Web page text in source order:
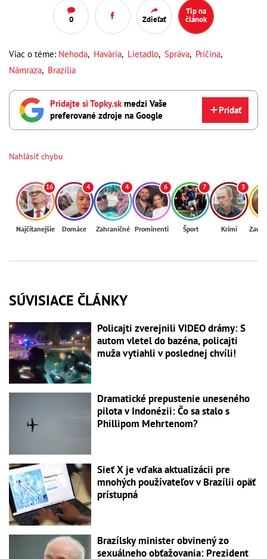
0 Zdieľať
Tip na
článok
Viac o téme: Nehoda, Havária, Lietadlo, Správa, Príčina,
Námraza, Brazília
Pridajte si Topky.skmedzi Vaše
preferované zdroje na Google
Pridať
Nahlásiť chybu
16
Najčítanejšie
4
Domáce
4
Zahraničné
6
Prominenti
7
Šport
3
Krimi
SÚVISIACE ČLÁNKY
Policajti zverejnili VIDEO drámy: S
autom vletel do bazéna, policajti
muža vytiahli v poslednej chvíli!
Dramatické prepustenie uneseného
pilota v Indonézii: Čo sa stalo s
Phillipom Mehrtenom?
Sieť X je vďaka aktualizácii pre
mnohých používateľov v Brazílii opäť
prístupná
Brazílsky minister obvinený zo
sexuálneho obťažovania: Prezident